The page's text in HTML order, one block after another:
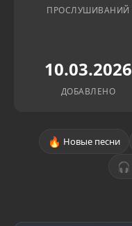
ПРОСЛУШИВАНИЙ
10.03.2026
ДОБАВЛЕНО
🔥 Новые песни
🎧